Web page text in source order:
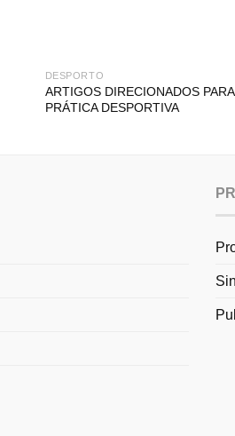
DESPORTO
ARTIGOS DIRECIONADOS PARA
PRÁTICA DESPORTIVA